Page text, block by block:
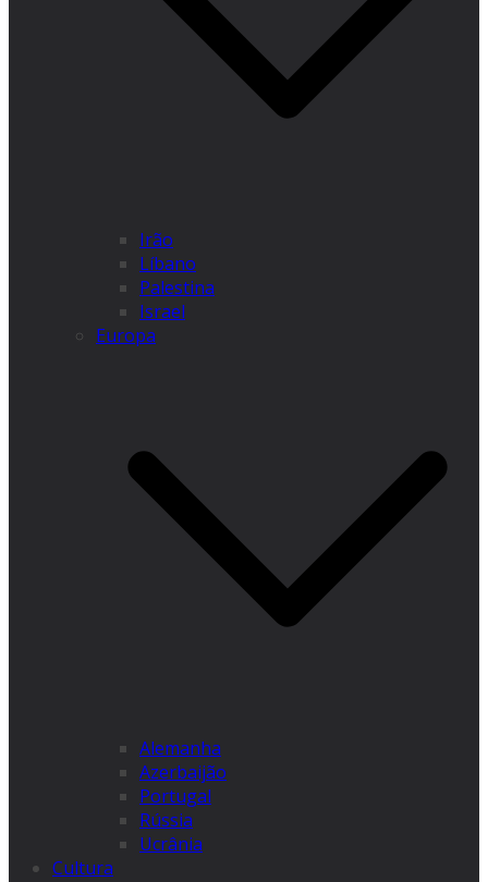
Irão
Líbano
Palestina
Israel
Europa
Alemanha
Azerbaijão
Portugal
Rússia
Ucrânia
Cultura